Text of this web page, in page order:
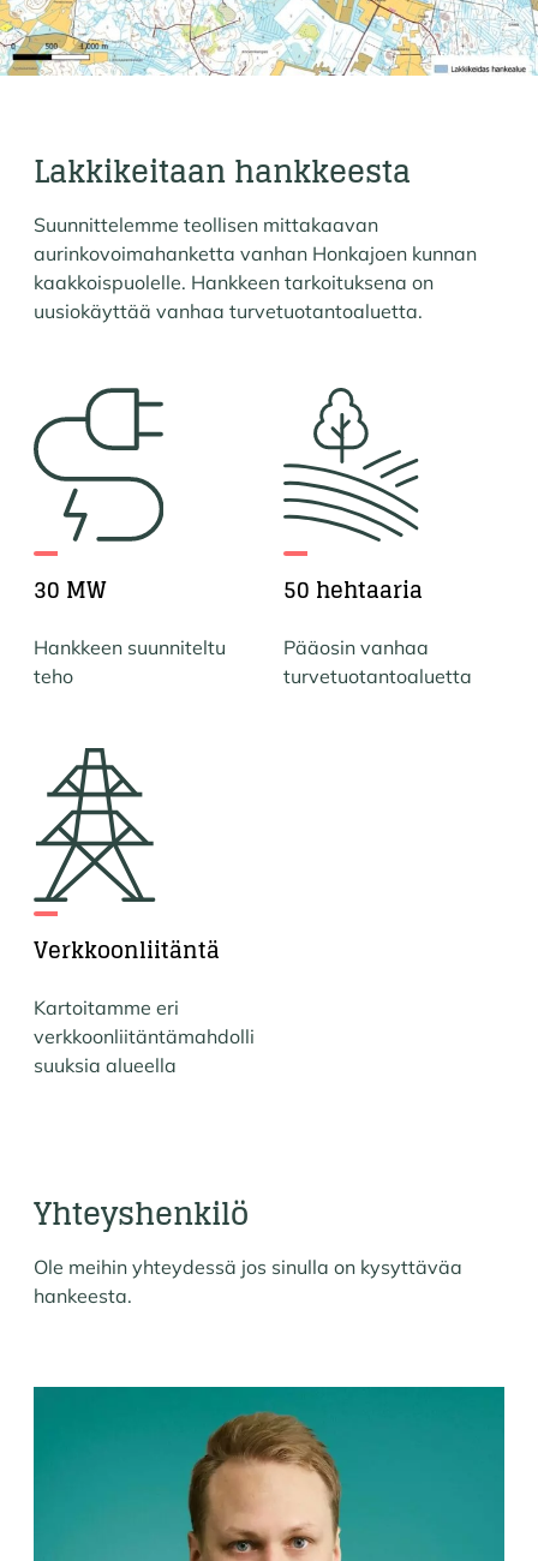
Lakkikeitaan hankkeesta
Suunnittelemme teollisen mittakaavan
aurinkovoimahanketta vanhan Honkajoen kunnan
kaakkoispuolelle. Hankkeen tarkoituksena on
uusiokäyttää vanhaa turvetuotantoaluetta.
30 MW
Hankkeen suunniteltu
teho
50 hehtaaria
Pääosin vanhaa
turvetuotantoaluetta
Verkkoonliitäntä
Kartoitamme eri
verkkoonliitäntämahdolli
suuksia alueella
Yhteyshenkilö
Ole meihin yhteydessä jos sinulla on kysyttäväa
hankeesta.